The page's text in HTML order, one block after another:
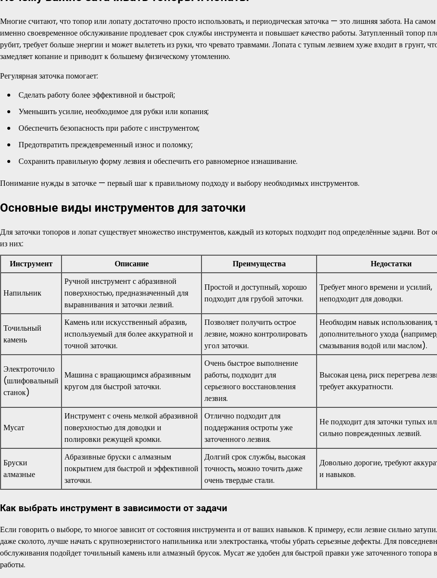
Многие считают, что топор или лопату достаточно просто использовать, и периодическая заточка — это лишняя забота. На самом
именно своевременное обслуживание продлевает срок службы инструмента и повышает качество работы. Затупленный топор
рубит, требует больше энергии и может вылететь из руки, что чревато травмами. Лопата с тупым лезвием хуже входит в грунт,
замедляет копание и приводит к большему физическому утомлению.
Регулярная заточка помогает:
Сделать работу более эффективной и быстрой;
Уменьшить усилие, необходимое для рубки или копания;
Обеспечить безопасность при работе с инструментом;
Предотвратить преждевременный износ и поломку;
Сохранить правильную форму лезвия и обеспечить его равномерное изнашивание.
Понимание нужды в заточке — первый шаг к правильному подходу и выбору необходимых инструментов.
Основные виды инструментов для заточки
Для заточки топоров и лопат существует множество инструментов, каждый из которых подходит под определённые задачи. Вот
из них:
Инструмент
Описание Преимущества Недостатки
Напильник
Ручной инструмент с абразивной
поверхностью, предназначенный для
выравнивания и заточки лезвий.
Простой и доступный, хорошо
подходит для грубой заточки.
Требует много времени и усилий,
неподходит для доводки.
Точильный
камень
Камень или искусственный абразив,
используемый для более аккуратной и
точной заточки.
Позволяет получить острое
лезвие, можно контролировать
угол заточки.
Необходим навык использования,
дополнительного ухода
смазывания водой или маслом).
Электроточило
(шлифовальный
станок)
Машина с вращающимся абразивным
кругом для быстрой заточки.
Очень быстрое выполнение
работы, подходит для
серьезного восстановления
лезвия.
Высокая цена, риск перегрева
требует аккуратности.
Мусат
Инструмент с очень мелкой абразивной
поверхностью для доводки и
полировки режущей кромки.
Отлично подходит для
поддержания остроты уже
заточенного лезвия.
Не подходит для заточки тупых
сильно поврежденных лезвий.
Бруски
алмазные
Абразивные бруски с алмазным
покрытием для быстрой и эффективной
заточки.
Долгий срок службы, высокая
точность, можно точить даже
очень твердые стали.
Довольно дорогие, требуют
и навыков.
Как выбрать инструмент в зависимости от задачи
Если говорить о выборе, то многое зависит от состояния инструмента и от ваших навыков. К примеру, если лезвие сильно
даже сколото, лучше начать с крупнозернистого напильника или электростанка, чтобы убрать серьезные дефекты. Для
обслуживания подойдет точильный камень или алмазный брусок. Мусат же удобен для быстрой правки уже заточенного топора
работы.